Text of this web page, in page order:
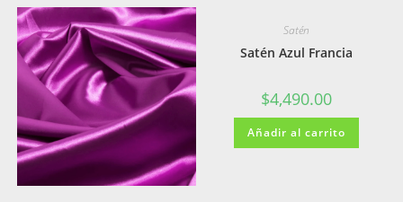
Satén
Satén Azul Francia
$4,490.00
Añadir al carrito